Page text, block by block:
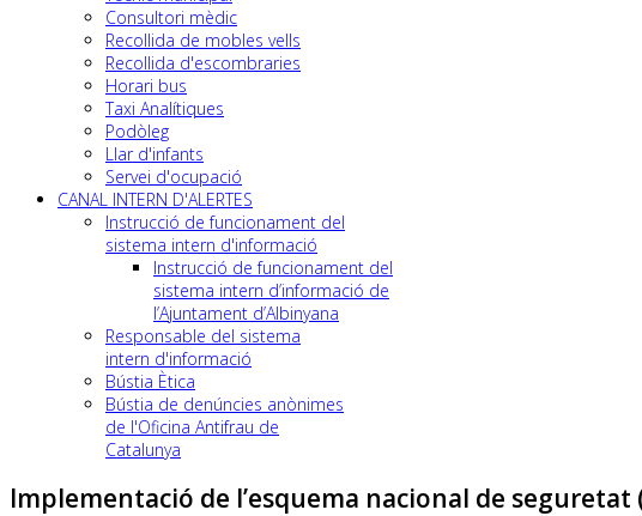
Consultori mèdic
Recollida de mobles vells
Recollida d'escombraries
Horari bus
Taxi Analítiques
Podòleg
Llar d'infants
Servei d'ocupació
CANAL INTERN D'ALERTES
Instrucció de funcionament del
sistema intern d'informació
Instrucció de funcionament del
sistema intern d’informació de
l’Ajuntament d’Albinyana
Responsable del sistema
intern d'informació
Bústia Ètica
Bústia de denúncies anònimes
de l'Oficina Antifrau de
Catalunya
Implementació de l’esquema nacional de